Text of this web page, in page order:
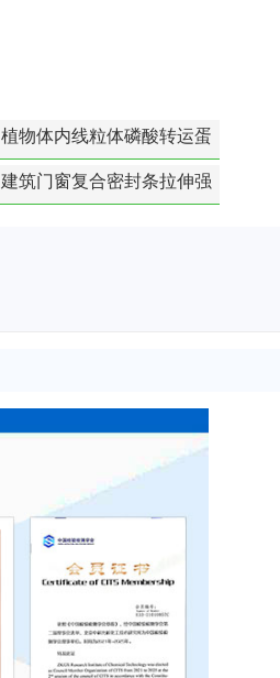
植物体内线粒体磷酸转运蛋
白活性检测
建筑门窗复合密封条拉伸强